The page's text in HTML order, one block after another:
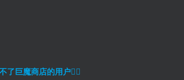
了巨魔商店的用户👈🏼